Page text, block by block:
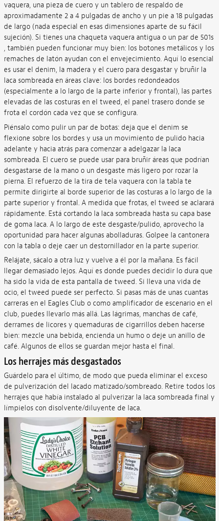
vaquera, una pieza de cuero y un tablero de respaldo de
aproximadamente 2 a 4 pulgadas de ancho y un pie a 18 pulgadas
de largo (nada especial en esas dimensiones aparte de su fácil
sujeción). Si tienes una chaqueta vaquera antigua o un par de 501s
, también pueden funcionar muy bien: los botones metálicos y los
remaches de latón ayudan con el envejecimiento. Aquí lo esencial
es usar el denim, la madera y el cuero para desgastar y bruñir la
laca sombreada en áreas clave: los bordes redondeados
(especialmente a lo largo de la parte inferior y frontal), las partes
elevadas de las costuras en el tweed, el panel trasero donde se
frota el cordón cada vez que se configura.
Piénsalo como pulir un par de botas: deja que el denim se
flexione sobre los bordes y usa un movimiento de pulido hacia
adelante y hacia atrás para comenzar a adelgazar la laca
sombreada. El cuero se puede usar para bruñir áreas que podrían
desgastarse de la mano o un desgaste más ligero por rozar la
pierna. El refuerzo de la tira de tela vaquera con la tabla te
permite dirigirte al borde superior de las costuras a lo largo de la
parte superior y frontal. A medida que frotas, el tweed se aclarará
rápidamente. Está cortando la laca sombreada hasta su capa base
de goma laca. A lo largo de este desgaste/pulido, aprovecho la
oportunidad para hacer algunas abolladuras. Golpee la cantonera
con la tabla o deje caer un destornillador en la parte superior.
Relájate, sácalo a otra luz y vuelve a él por la mañana. Es fácil
llegar demasiado lejos. Aquí es donde puedes decidir lo dura que
ha sido la vida de esta pantalla de tweed. Si lleva una vida de
ocio, el tweed puede ser perfecto. Si pasas más de unas cuantas
carreras en el Eagles Club o como amplificador de escenario en el
club, puedes llevarlo más allá. Las lágrimas, manchas de café,
derrames de licores y quemaduras de cigarrillos deben hacerse
bien: mezcle una bebida, encienda un humo o deje un anillo de
café. Algunos de ellos se guardan mejor hasta el final.
Los herrajes más desgastados
Guárdelo para el último, de modo que pueda eliminar el exceso
de pulverización del lacado matizado/sombreado. Retire todos los
herrajes que había instalado al pulverizar la laca sombreada final y
límpielos con disolvente/diluyente de laca.